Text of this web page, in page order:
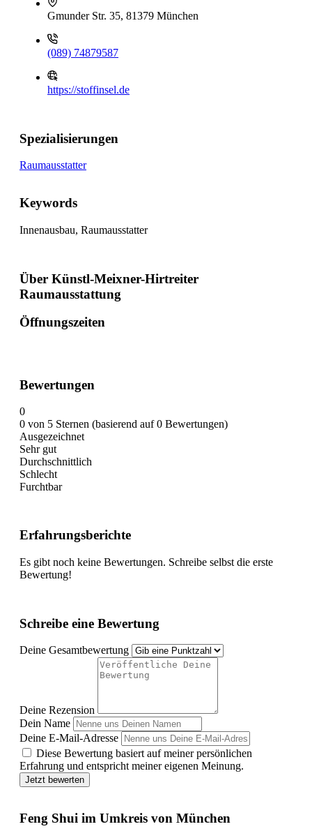
Gmunder Str. 35, 81379 München
(089) 74879587
https://stoffinsel.de
Spezialisierungen
Raumausstatter
Keywords
Innenausbau, Raumausstatter
Über Künstl-Meixner-Hirtreiter
Raumausstattung
Öffnungszeiten
Bewertungen
0
0 von 5 Sternen (basierend auf 0 Bewertungen)
Ausgezeichnet
Sehr gut
Durchschnittlich
Schlecht
Furchtbar
Erfahrungsberichte
Es gibt noch keine Bewertungen. Schreibe selbst die erste
Bewertung!
Schreibe eine Bewertung
Deine Gesamtbewertung
Deine Rezension
Dein Name
Deine E-Mail-Adresse
Diese Bewertung basiert auf meiner persönlichen
Erfahrung und entspricht meiner eigenen Meinung.
Jetzt bewerten
Feng Shui im Umkreis von München